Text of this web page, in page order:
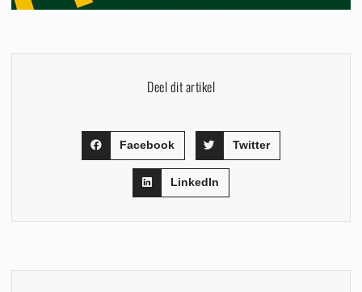
Deel dit artikel
Facebook Twitter
LinkedIn